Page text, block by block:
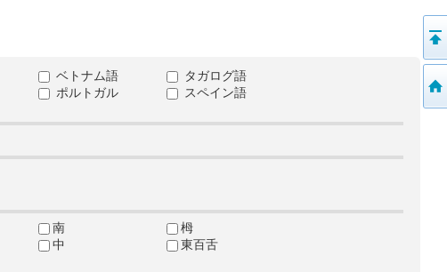
ベトナム語
タガログ語
ポルトガル
スペイン語
南
栂
中
東百舌